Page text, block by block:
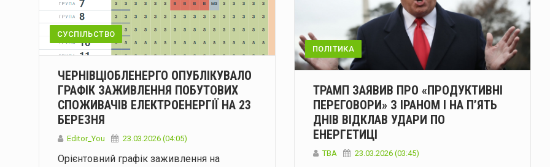
СУСПІЛЬСТВО
ЧЕРНІВЦІОБЛЕНЕРГО ОПУБЛІКУВАЛО
ГРАФІК ЗАЖИВЛЕННЯ ПОБУТОВИХ
СПОЖИВАЧІВ ЕЛЕКТРОЕНЕРГІЇ НА 23
БЕРЕЗНЯ
Editor_You 23.03.2026 (04:05)
Орієнтовний графік заживлення на
ПОЛІТИКА
ТРАМП ЗАЯВИВ ПРО «ПРОДУКТИВНІ
ПЕРЕГОВОРИ» З ІРАНОМ І НА П’ЯТЬ
ДНІВ ВІДКЛАВ УДАРИ ПО
ЕНЕРГЕТИЦІ
ТВА 23.03.2026 (03:45)